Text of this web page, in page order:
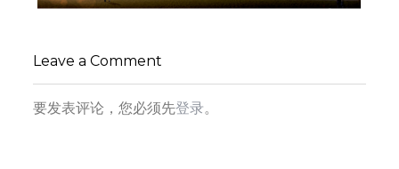
小寻同学
Leave a Comment
要发表评论，您必须先登录。